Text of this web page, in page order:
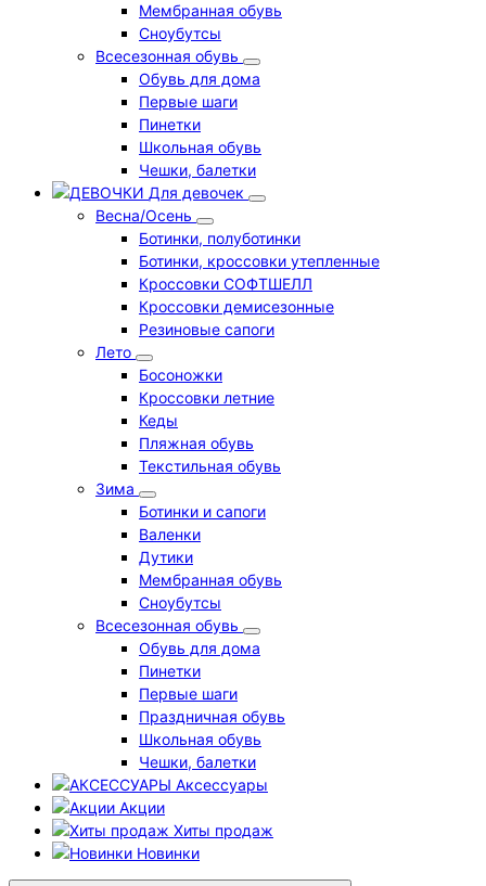
Мембранная обувь
Сноубутсы
Всесезонная обувь
Обувь для дома
Первые шаги
Пинетки
Школьная обувь
Чешки, балетки
Для девочек
Весна/Осень
Ботинки, полуботинки
Ботинки, кроссовки утепленные
Кроссовки СОФТШЕЛЛ
Кроссовки демисезонные
Резиновые сапоги
Лето
Босоножки
Кроссовки летние
Кеды
Пляжная обувь
Текстильная обувь
Зима
Ботинки и сапоги
Валенки
Дутики
Мембранная обувь
Сноубутсы
Всесезонная обувь
Обувь для дома
Пинетки
Первые шаги
Праздничная обувь
Школьная обувь
Чешки, балетки
Аксессуары
Акции
Хиты продаж
Новинки